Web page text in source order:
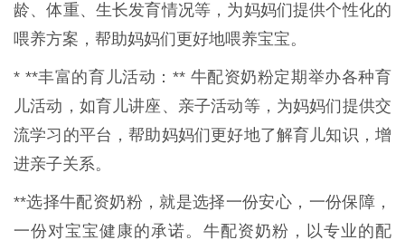
龄、体重、生长发育情况等，为妈妈们提供个性化的
喂养方案，帮助妈妈们更好地喂养宝宝。
* **丰富的育儿活动：** 牛配资奶粉定期举办各种育
儿活动，如育儿讲座、亲子活动等，为妈妈们提供交
流学习的平台，帮助妈妈们更好地了解育儿知识，增
进亲子关系。
**选择牛配资奶粉，就是选择一份安心，一份保障，
一份对宝宝健康的承诺。牛配资奶粉，以专业的配